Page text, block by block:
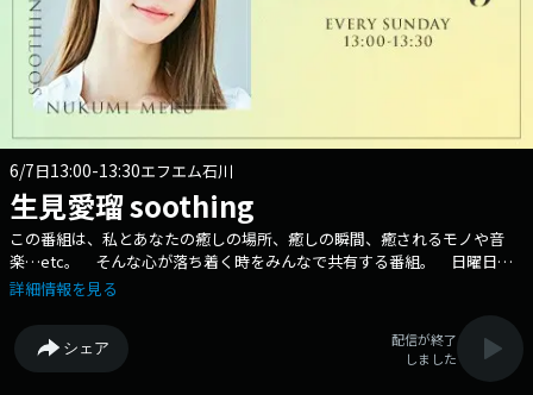
6/7日13:00-13:30エフエム石川
生見愛瑠 soothing
この番組は、私とあなたの癒しの場所、癒しの瞬間、癒されるモノや音
楽…etc。 そんな心が落ち着く時をみんなで共有する番組。 日曜日の
午後、リラックスタイムを一緒に過ごしてみませんか？ 番組Webサイ
https://www.tfm.co.jp/f/soothing/message Xハッシュタグは「#める
ラジ」 Xアカウントは「@meruru_jfn」
詳細情報を見る
シェア
配信が終了
しました